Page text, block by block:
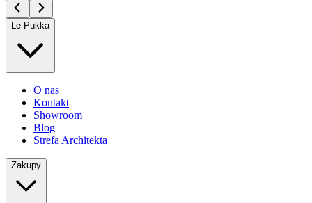
Le Pukka
O nas
Kontakt
Showroom
Blog
Strefa Architekta
Zakupy